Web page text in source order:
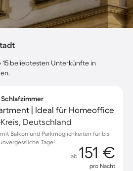
15 beliebtesten Unterkünfte in
Schlafzimmer
| Ideal für Homeoffice
Deutschland
Balkon und Parkmöglichkeiten für bis
Tage!
ab 151 €
pro Nacht